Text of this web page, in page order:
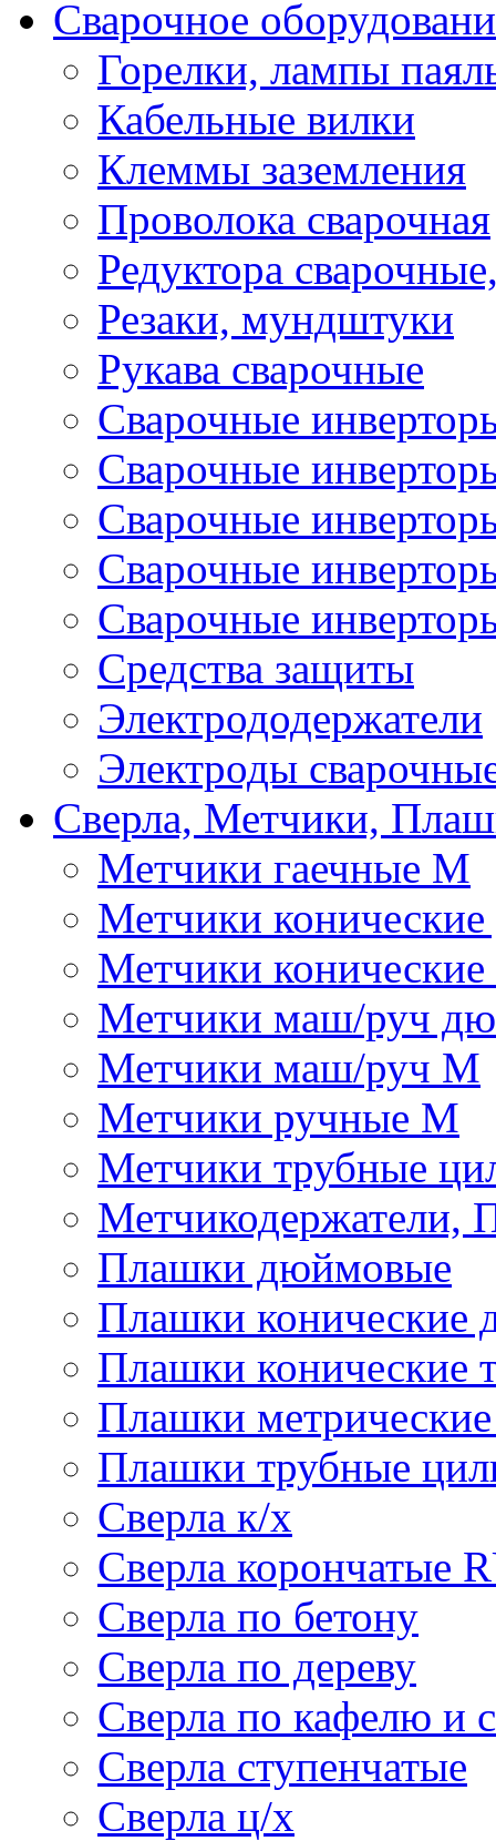
Сварочное
Горелки, лампы
Кабельные вилки
Клеммы заземления
Проволока сварочная
Редуктора
Резаки, мундштуки
Рукава сварочные
Сварочные
Сварочные
Сварочные
Сварочные
Сварочные
Средства защиты
Электрододержатели
Электроды
Сверла, Метчики,
Метчики гаечные М
Метчики
Метчики
Метчики маш/руч
Метчики маш/руч М
Метчики ручные М
Метчики трубные
Метчикодержатели,
Плашки дюймовые
Плашки
Плашки конические
Плашки
Плашки трубные
Сверла к/х
Сверла корончатые
Сверла по бетону
Сверла по дереву
Сверла по кафелю и
Сверла ступенчатые
Сверла ц/х